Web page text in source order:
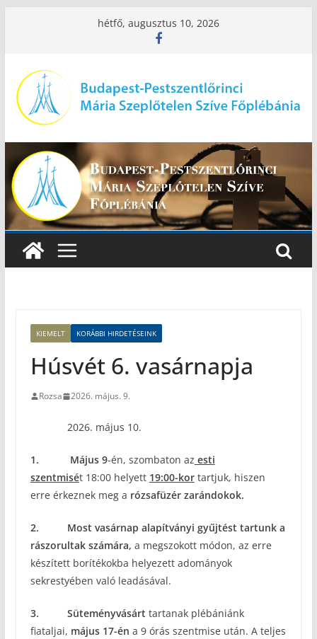
hétfő, augusztus 10, 2026
KIEMELT KORÁBBI HIRDETÉSEINK
Húsvét 6. vasárnapja
Rozsa 2026. május. 9.
2026. május 10.
1. Május 9-én, szombaton az esti
szentmisét 18:00 helyett 19:00-kortartjuk, hiszen
erre érkeznek meg a rózsafüzér zarándokok.
2. Most vasárnap alapítványi gyűjtést tartunk a
rászorultak számára, a megszokott módon, az erre
készített borítékokba helyezett adományok
sekrestyében való leadásával.
3. Süteményvásárt tartanak plébániánk
fiataljai, május 17-én a 9 órás szentmise után. A teljes